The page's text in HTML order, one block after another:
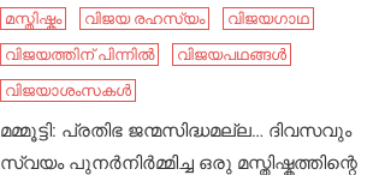
മസ്തിഷ്കം
വിജയ രഹസ്യം
വിജയഗാഥ
വിജയത്തിന് പിന്നിൽ
വിജയപഥങ്ങൾ
വിജയാശംസകൾ
മമ്മൂട്ടി: പ്രതിഭ ജന്മസിദ്ധമല്ല… ദിവസവും
സ്വയം പുനർനിർമ്മിച്ച ഒരു മസ്തിഷ്കത്തിന്റെ